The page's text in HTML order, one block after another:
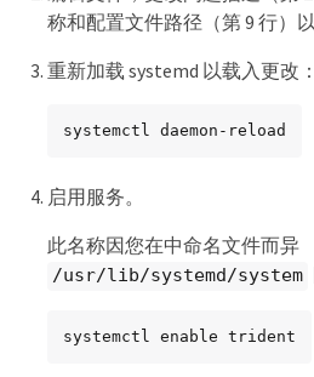
称和配置文件路径（第 9 行）
重新加载 systemd 以载入更改：
systemctl daemon-reload
启用服务。
此名称因您在中命名文件而异
/usr/lib/systemd/system
systemctl enable trident